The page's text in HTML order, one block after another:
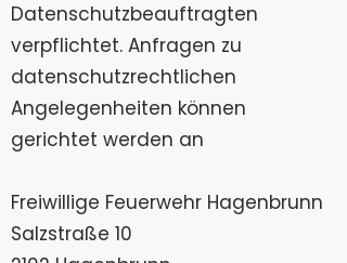
Datenschutzbeauftragten
verpflichtet. Anfragen zu
datenschutzrechtlichen
Angelegenheiten können
gerichtet werden an
Freiwillige Feuerwehr Hagenbrunn​
Salzstraße 10